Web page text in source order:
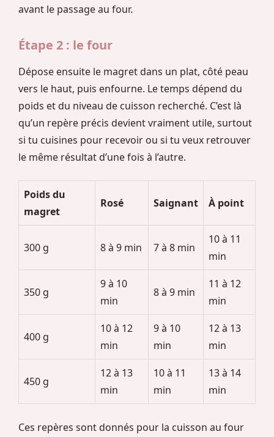
avant le passage au four.
Étape 2 : le four
Dépose ensuite le magret dans un plat, côté peau
vers le haut, puis enfourne. Le temps dépend du
poids et du niveau de cuisson recherché. C’est là
qu’un repère précis devient vraiment utile, surtout
si tu cuisines pour recevoir ou si tu veux retrouver
le même résultat d’une fois à l’autre.
Poids du
magret
Rosé Saignant À point
300 g 8 à 9 min 7 à 8 min
10 à 11
min
350 g
9 à 10
min
8 à 9 min
11 à 12
min
400 g
10 à 12
min
9 à 10
min
12 à 13
min
450 g
12 à 13
min
10 à 11
min
13 à 14
min
Ces repères sont donnés pour la cuisson au four